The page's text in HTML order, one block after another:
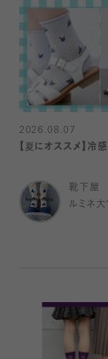
2026.08.07
【夏にオススメ】冷
靴下屋
ルミネ